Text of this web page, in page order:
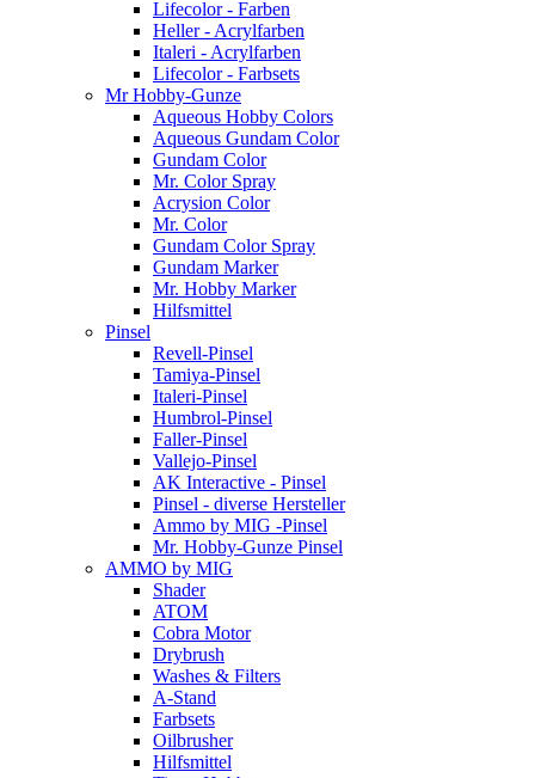
Lifecolor - Farben
Heller - Acrylfarben
Italeri - Acrylfarben
Lifecolor - Farbsets
Mr Hobby-Gunze
Aqueous Hobby Colors
Aqueous Gundam Color
Gundam Color
Mr. Color Spray
Acrysion Color
Mr. Color
Gundam Color Spray
Gundam Marker
Mr. Hobby Marker
Hilfsmittel
Pinsel
Revell-Pinsel
Tamiya-Pinsel
Italeri-Pinsel
Humbrol-Pinsel
Faller-Pinsel
Vallejo-Pinsel
AK Interactive - Pinsel
Pinsel - diverse Hersteller
Ammo by MIG -Pinsel
Mr. Hobby-Gunze Pinsel
AMMO by MIG
Shader
ATOM
Cobra Motor
Drybrush
Washes & Filters
A-Stand
Farbsets
Oilbrusher
Hilfsmittel